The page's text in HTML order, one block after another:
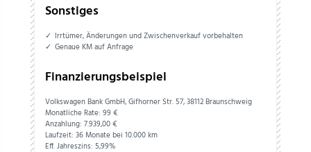
Sonstiges
Irrtümer, Änderungen und Zwischenverkauf vorbehalten
Genaue KM auf Anfrage
Finanzierungsbeispiel
Volkswagen Bank GmbH, Gifhorner Str. 57, 38112 Braunschweig
Monatliche Rate: 99 €
Anzahlung: 7.939,00€
Laufzeit: 36 Monate bei 10.000 km
Eff. Jahreszins: 5,99%